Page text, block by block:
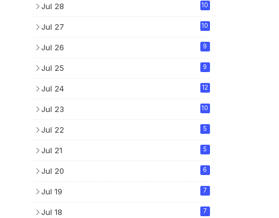
Jul 28 10
Jul 27 10
Jul 26 9
Jul 25 9
Jul 24 12
Jul 23 10
Jul 22 5
Jul 21 5
Jul 20 6
Jul 19 7
Jul 18 7